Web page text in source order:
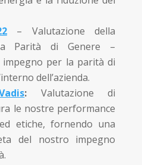
– Valutazione della
Parità di Genere –
impegno per la parità di
dell’azienda.
: Valutazione di
le nostre performance
etiche, fornendo una
del nostro impegno